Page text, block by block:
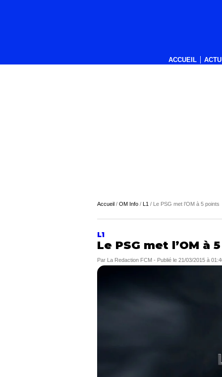
ACCUEIL
Accueil / OM Info / L1 / Le PSG met l’OM à 5 points
L1
Le PSG met l’OM à
Par La Redaction FCM - Publié le 21/03/2015 à